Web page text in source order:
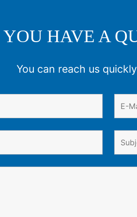
YOU HAVE A
You can reach us